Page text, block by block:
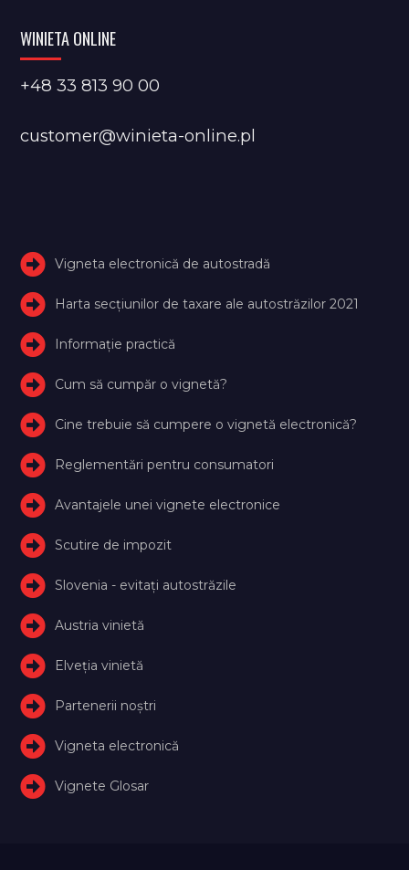
WINIETA ONLINE
+48 33 813 90 00
customer@winieta-online.pl
Vigneta electronică de autostradă
Harta secțiunilor de taxare ale autostrăzilor 2021
Informație practică
Cum să cumpăr o vignetă?
Cine trebuie să cumpere o vignetă electronică?
Reglementări pentru consumatori
Avantajele unei vignete electronice
Scutire de impozit
Slovenia - evitați autostrăzile
Austria vinietă
Elveţia vinietă
Partenerii noștri
Vigneta electronică
Vignete Glosar